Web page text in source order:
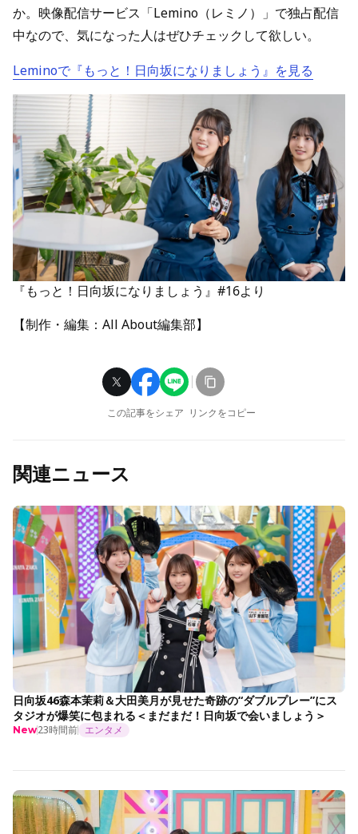
か。映像配信サービス「Lemino（レミノ）」で独占配信
中なので、気になった人はぜひチェックして欲しい。
Leminoで『もっと！日向坂になりましょう』を見る
『もっと！日向坂になりましょう』#16より
【制作・編集：All About編集部】
この記事をシェア リンクをコピー
関連ニュース
日向坂46森本茉莉＆大田美月が見せた奇跡の“ダブルプレー”にス
タジオが爆笑に包まれる＜まだまだ！日向坂で会いましょう＞
New23時間前 エンタメ